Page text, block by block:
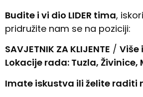
Budite i vi dio LIDER tima,
pridružite nam se na poziciji:
SAVJETNIK ZA KLIJENTE / Više
Lokacije rada: Tuzla, Živinice,
Imate iskustva ili želite raditi